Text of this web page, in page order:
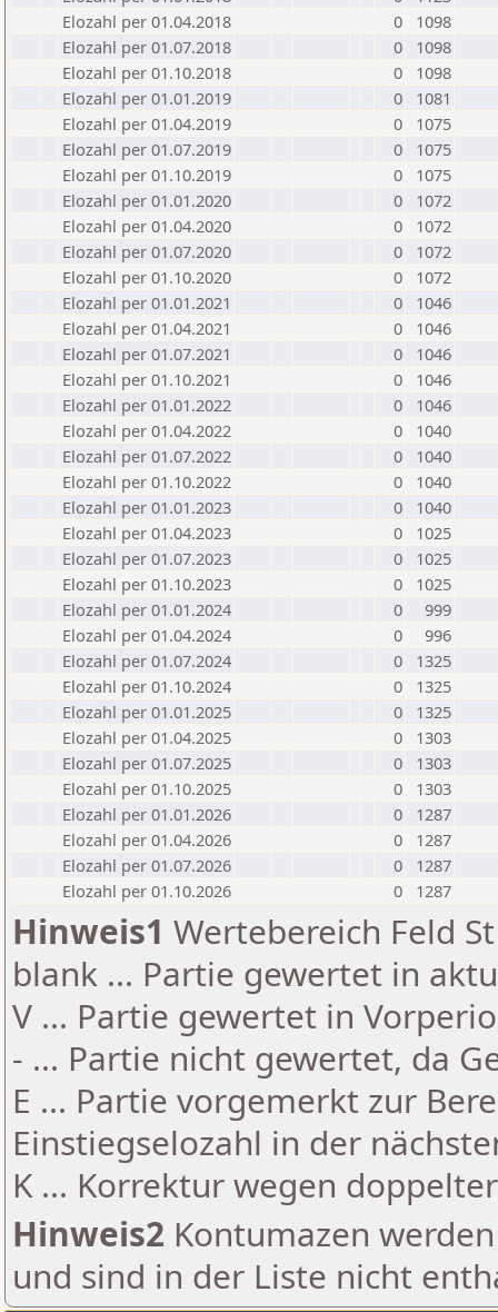
Elozahl per 01.04.2018
0
1098
Elozahl per 01.07.2018
0
1098
Elozahl per 01.10.2018
0
1098
Elozahl per 01.01.2019
0
1081
Elozahl per 01.04.2019
0
1075
Elozahl per 01.07.2019
0
1075
Elozahl per 01.10.2019
0
1075
Elozahl per 01.01.2020
0
1072
Elozahl per 01.04.2020
0
1072
Elozahl per 01.07.2020
0
1072
Elozahl per 01.10.2020
0
1072
Elozahl per 01.01.2021
0
1046
Elozahl per 01.04.2021
0
1046
Elozahl per 01.07.2021
0
1046
Elozahl per 01.10.2021
0
1046
Elozahl per 01.01.2022
0
1046
Elozahl per 01.04.2022
0
1040
Elozahl per 01.07.2022
0
1040
Elozahl per 01.10.2022
0
1040
Elozahl per 01.01.2023
0
1040
Elozahl per 01.04.2023
0
1025
Elozahl per 01.07.2023
0
1025
Elozahl per 01.10.2023
0
1025
Elozahl per 01.01.2024
0
999
Elozahl per 01.04.2024
0
996
Elozahl per 01.07.2024
0
1325
Elozahl per 01.10.2024
0
1325
Elozahl per 01.01.2025
0
1325
Elozahl per 01.04.2025
0
1303
Elozahl per 01.07.2025
0
1303
Elozahl per 01.10.2025
0
1303
Elozahl per 01.01.2026
0
1287
Elozahl per 01.04.2026
0
1287
Elozahl per 01.07.2026
0
1287
Elozahl per 01.10.2026
0 1287
Hinweis1 Wertebereich Feld
blank ... Partie gewertet in
V ... Partie gewertet in
- ... Partie nicht gewertet, da
E ... Partie vorgemerkt zur
Einstiegselozahl in der
K ... Korrektur wegen
Hinweis2 Kontumazen
und sind in der Liste nicht